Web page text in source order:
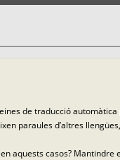
de traducció
paraules d’altres
aquests casos?